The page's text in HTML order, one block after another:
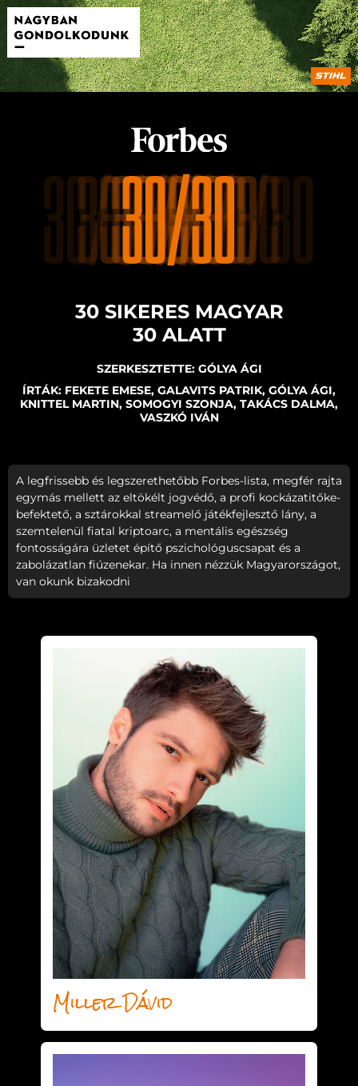
30 SIKERES MAGYAR
30 ALATT
SZERKESZTETTE: GÓLYA ÁGI
ÍRTÁK: FEKETE EMESE, GALAVITS PATRIK, GÓLYA ÁGI,
KNITTEL MARTIN, SOMOGYI SZONJA, TAKÁCS DALMA,
VASZKÓ IVÁN
A legfrissebb és legszerethetőbb Forbes-lista, megfér rajta
egymás mellett az eltökélt jogvédő, a profi kockázatitőke-
befektető, a sztárokkal streamelő játékfejlesztő lány, a
szemtelenül fiatal kriptoarc, a mentális egészség
fontosságára üzletet építő pszichológuscsapat és a
zabolázatlan fiúzenekar. Ha innen nézzük Magyarországot,
van okunk bizakodni
Miller Dávid